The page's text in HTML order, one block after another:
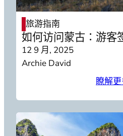
旅游指南
如何访问蒙古：游客
12 9 月, 2025
Archie David
瞭解